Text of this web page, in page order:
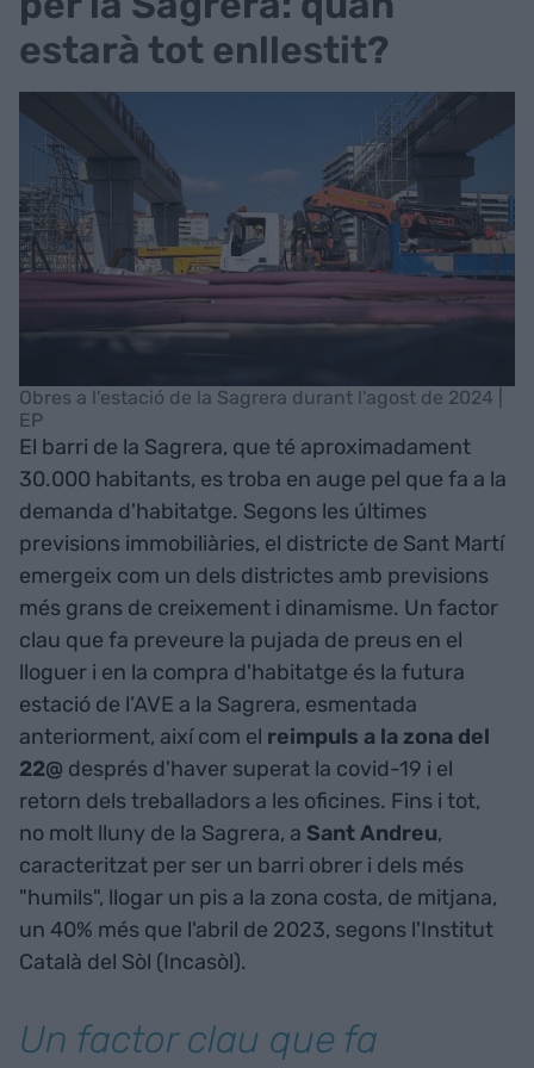
estarà tot enllestit?
Obres a l'estació de la Sagrera durant l'agost de 2024 |
EP
El barri de la Sagrera, que té aproximadament
30.000 habitants, es troba en auge pel que fa a la
demanda d'habitatge. Segons les últimes
previsions immobiliàries, el districte de Sant Martí
emergeix com un dels districtes amb previsions
més grans de creixement i dinamisme. Un factor
clau que fa preveure la pujada de preus en el
lloguer i en la compra d'habitatge és la futura
estació de l’AVE a la Sagrera, esmentada
anteriorment, així com el reimpuls a la zona del
22@ després d'haver superat la covid-19 i el
retorn dels treballadors a les oficines. Fins i tot,
no molt lluny de la Sagrera, a Sant Andreu,
caracteritzat per ser un barri obrer i dels més
"humils", llogar un pis a la zona costa, de mitjana,
un 40% més que l'abril de 2023, segons l'Institut
Català del Sòl (Incasòl).
Un factor clau que fa